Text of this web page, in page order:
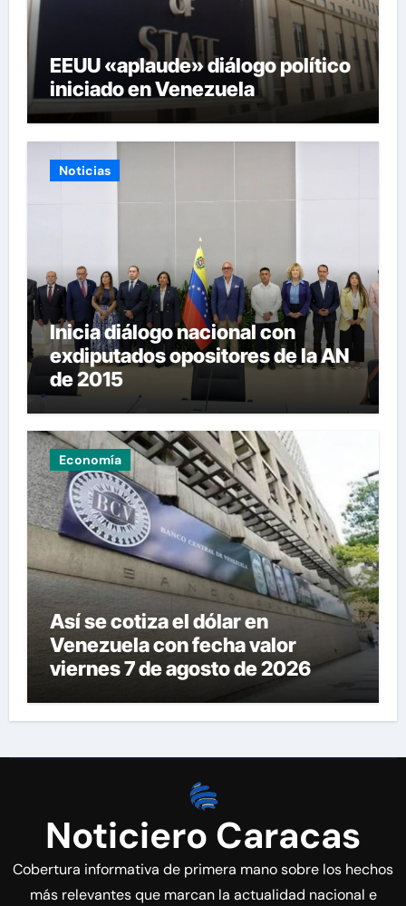
EEUU «aplaude» diálogo político
iniciado en Venezuela
Noticias
Inicia diálogo nacional con
exdiputados opositores de la AN
de 2015
Economía
Así se cotiza el dólar en
Venezuela con fecha valor
viernes 7 de agosto de 2026
Noticiero Caracas
Cobertura informativa de primera mano sobre los hechos
más relevantes que marcan la actualidad nacional e